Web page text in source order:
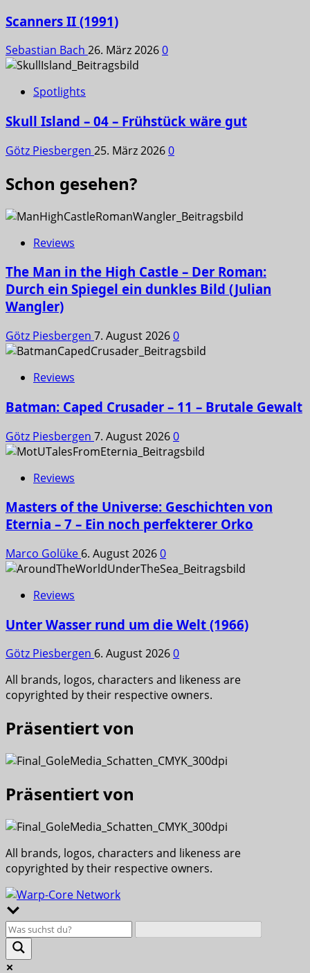
Scanners II (1991)
Sebastian Bach 26. März 20260
Spotlights
Skull Island – 04 – Frühstück wäre gut
Götz Piesbergen 25. März 20260
Schon gesehen?
Reviews
The Man in the High Castle – Der Roman:
Durch ein Spiegel ein dunkles Bild (Julian
Wangler)
Götz Piesbergen 7. August 20260
Reviews
Batman: Caped Crusader – 11 – Brutale Gewalt
Götz Piesbergen 7. August 20260
Reviews
Masters of the Universe: Geschichten von
Eternia – 7 – Ein noch perfekterer Orko
Marco Golüke 6. August 20260
Reviews
Unter Wasser rund um die Welt (1966)
Götz Piesbergen 6. August 20260
All brands, logos, characters and likeness are
copyrighted by their respective owners.
Präsentiert von
Präsentiert von
All brands, logos, characters and likeness are
copyrighted by their respective owners.